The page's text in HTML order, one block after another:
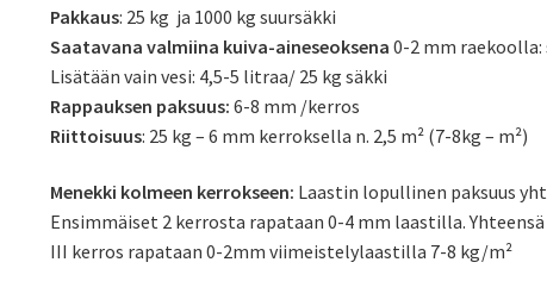
Pakkaus: 25 kg ja 1000 kg suursäkki
Saatavana valmiina kuiva-aineseoksena 0-2 mm
Lisätään vain vesi: 4,5-5 litraa/ 25 kg säkki
Rappauksen paksuus: 6-8 mm /kerros
Riittoisuus: 25 kg – 6 mm kerroksella n. 2,5 m² (7-8kg – m²)
Menekki kolmeen kerrokseen: Laastin lopullinen paksuus
Ensimmäiset 2 kerrosta rapataan 0-4 mm laastilla.
III kerros rapataan 0-2mm viimeistelylaastilla 7-8 kg/m²